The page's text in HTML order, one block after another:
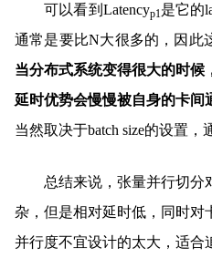
可以看到Latencyp1 是它的
通常是要比N大很多的，因此
当分布式系统变得很大的时
延时优势会慢慢被自身的卡间
当然取决于batch size的设置，
总结来说，张量并行切分
杂，但是相对延时低，同时对
并行度不宜设计的太大，适合